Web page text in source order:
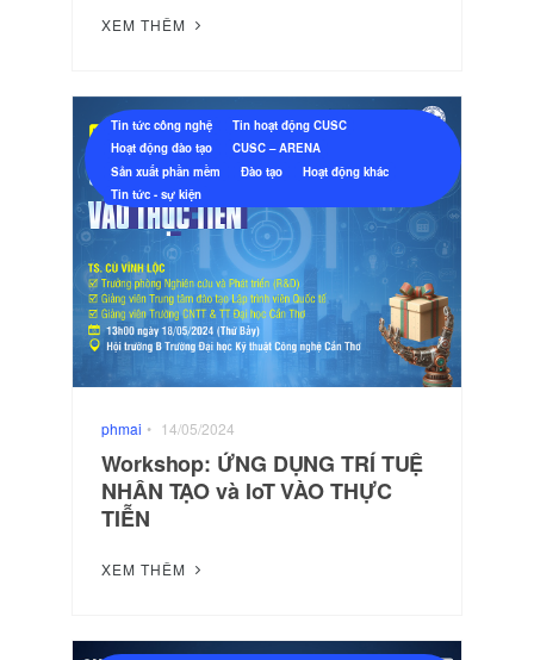
XEM THÊM
Tin tức công nghệ
Tin hoạt động CUSC
Hoạt động đào tạo
CUSC – ARENA
Sản xuất phần mềm
Đào tạo
Hoạt động khác
Tin tức - sự kiện
phmai • 14/05/2024
Workshop: ỨNG DỤNG TRÍ TUỆ
NHÂN TẠO và IoT VÀO THỰC
TIỄN
XEM THÊM